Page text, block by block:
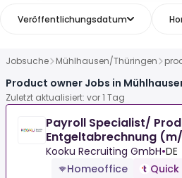
Veröffentlichungsdatum
Jobsuche Mühlhausen/Thüringen
Product owner Jobs in
Zuletzt aktualisiert: vor 1 Tag
Payroll Specialist/
Entgeltabrechnung
Remote
Kooku Recruiting GmbH•DE
Homeoffice